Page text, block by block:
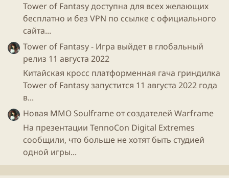
Tower of Fantasy доступна для всех желающих
бесплатно и без VPN по ссылке с официального
сайта...
Tower of Fantasy - Игра выйдет в глобальный
релиз 11 августа 2022
Китайская кросс платформенная гача гриндилка
Tower of Fantasy запустится 11 августа 2022 года
в...
Новая ММО Soulframe от создателей Warframe
На презентации TennoCon Digital Extremes
сообщили, что больше не хотят быть студией
одной игры...